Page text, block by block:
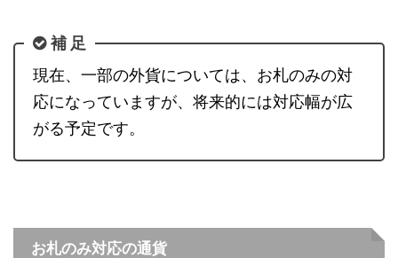
補 足
現在、一部の外貨については、お札のみの対
応になっていますが、将来的には対応幅が広
がる予定です。
お札のみ対応の通貨